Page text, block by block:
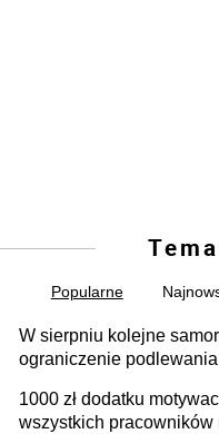
Popularne
W sierpniu kolejne
ograniczenie
może objąć cały kraj
1000 zł dodatku
wszystkich pracowników